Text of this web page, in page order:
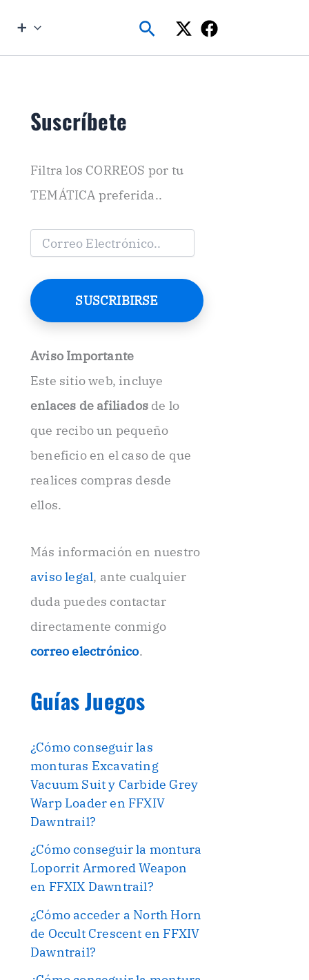
➕ Buscar
Suscríbete
Filtra los CORREOS por tu
TEMÁTICA preferida..
C
e
o
E
c
t
r
ó
i
o
.
SUSCRIBIRSE
Aviso Importante
Este sitio web, incluye
enlaces de afiliados de lo
que recibo un pequeño
beneficio en el caso de que
realices compras desde
ellos.
Más información en nuestro
aviso legal, ante cualquier
duda puedes contactar
directamente conmigo
correo electrónico.
Guías Juegos
¿Cómo conseguir las
monturas Excavating
Vacuum Suit y Carbide Grey
Warp Loader en FFXIV
Dawntrail?
¿Cómo conseguir la montura
Loporrit Armored Weapon
en FFXIX Dawntrail?
¿Cómo acceder a North Horn
de Occult Crescent en FFXIV
Dawntrail?